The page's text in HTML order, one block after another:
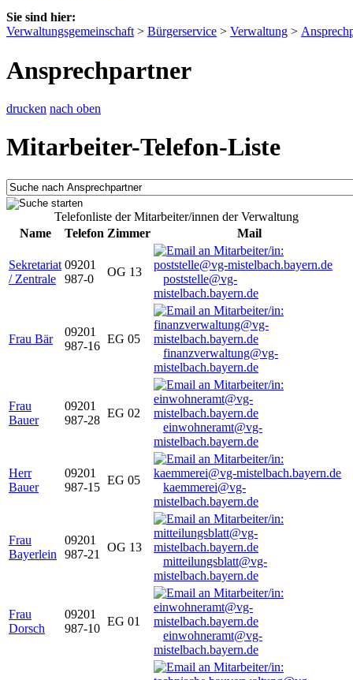
Sie sind hier:
Verwaltungsgemeinschaft > Bürgerservice > Verwaltung >
Ansprechpartner
drucken nach oben
Mitarbeiter-Telefon-Liste
Telefonliste der Mitarbeiter/innen der Verwaltung
Name
Telefon Zimmer Mail
Sekretariat
/ Zentrale
09201
987-0
OG 13
poststelle@vg-
mistelbach.bayern.de
Frau Bär
09201
987-16
EG 05
finanzverwaltung@vg-
mistelbach.bayern.de
Frau
Bauer
09201
987-28
EG 02
einwohneramt@vg-
mistelbach.bayern.de
Herr
Bauer
09201
987-15
EG 05
kaemmerei@vg-
mistelbach.bayern.de
Frau
Bayerlein
09201
987-21
OG 13
mitteilungsblatt@vg-
mistelbach.bayern.de
Frau
Dorsch
09201
987-10
EG 01
einwohneramt@vg-
mistelbach.bayern.de